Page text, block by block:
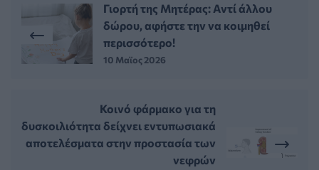
Γιορτή της Μητέρας: Αντί άλλου
δώρου, αφήστε την να κοιμηθεί
περισσότερο!
10 Μαϊος 2026
Κοινό φάρμακο για τη
δυσκοιλιότητα δείχνει εντυπωσιακά
αποτελέσματα στην προστασία των
νεφρών